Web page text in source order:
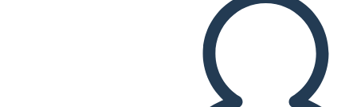
LEIA PRA MIM